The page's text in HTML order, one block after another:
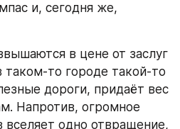
и, сегодня же,
в цене от заслуг
таком-то городе такой-то
дороги, придаёт вес
Напротив, огромное
вселяет одно отвращение,